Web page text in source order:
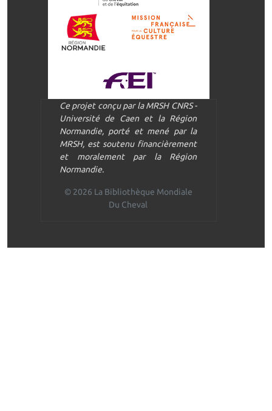
Ce projet conçu par la MRSH CNRS -
Université de Caen et la Région
Normandie, porté et mené par la
MRSH, est soutenu financièrement
et moralement par la Région
Normandie.
© 2026 La Bibliothèque Mondiale
Du Cheval